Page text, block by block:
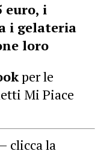
euro, i
i gelateria
loro
per le
Mi Piace
clicca la